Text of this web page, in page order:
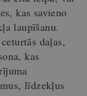
kas savieno
laupīšanu.
daļas,
kas
līdzekļus